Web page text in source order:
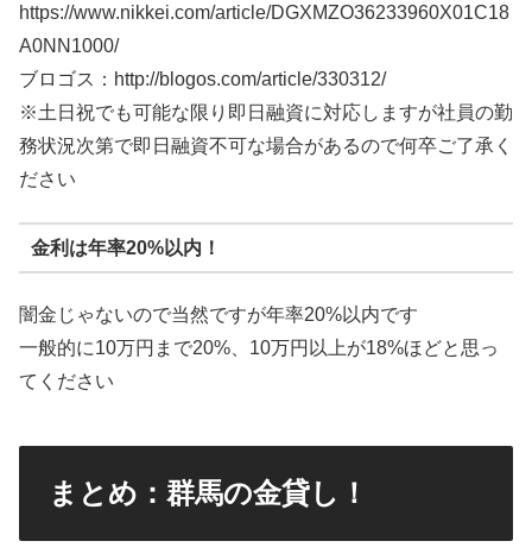
https://www.nikkei.com/article/DGXMZO36233960X01C18
A0NN1000/
ブロゴス：http://blogos.com/article/330312/
※土日祝でも可能な限り即日融資に対応しますが社員の勤
務状況次第で即日融資不可な場合があるので何卒ご了承く
ださい
金利は年率20%以内！
闇金じゃないので当然ですが年率20%以内です
一般的に10万円まで20%、10万円以上が18%ほどと思っ
てください
まとめ：群馬の金貸し！